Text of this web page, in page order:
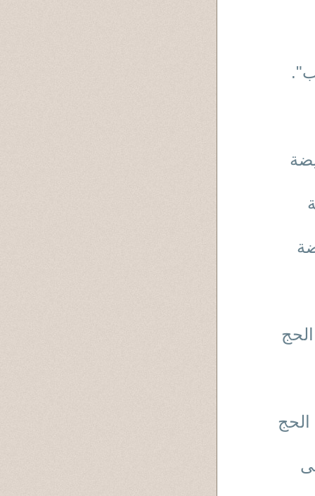
الحج
الحج
فى